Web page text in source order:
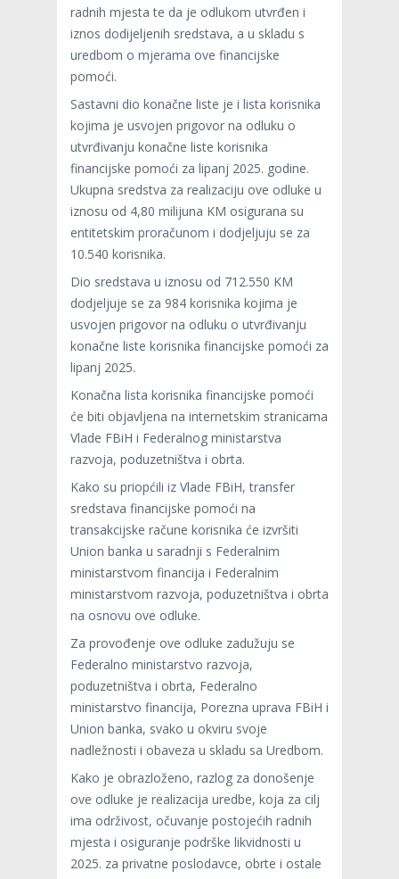
radnih mjesta te da je odlukom utvrđen i
iznos dodijeljenih sredstava, a u skladu s
uredbom o mjerama ove financijske
pomoći.
Sastavni dio konačne liste je i lista korisnika
kojima je usvojen prigovor na odluku o
utvrđivanju konačne liste korisnika
financijske pomoći za lipanj 2025. godine.
Ukupna sredstva za realizaciju ove odluke u
iznosu od 4,80 milijuna KM osigurana su
entitetskim proračunom i dodjeljuju se za
10.540 korisnika.
Dio sredstava u iznosu od 712.550 KM
dodjeljuje se za 984 korisnika kojima je
usvojen prigovor na odluku o utvrđivanju
konačne liste korisnika financijske pomoći za
lipanj 2025.
Konačna lista korisnika financijske pomoći
će biti objavljena na internetskim stranicama
Vlade FBiH i Federalnog ministarstva
razvoja, poduzetništva i obrta.
Kako su priopćili iz Vlade FBiH, transfer
sredstava financijske pomoći na
transakcijske račune korisnika će izvršiti
Union banka u saradnji s Federalnim
ministarstvom financija i Federalnim
ministarstvom razvoja, poduzetništva i obrta
na osnovu ove odluke.
Za provođenje ove odluke zadužuju se
Federalno ministarstvo razvoja,
poduzetništva i obrta, Federalno
ministarstvo financija, Porezna uprava FBiH i
Union banka, svako u okviru svoje
nadležnosti i obaveza u skladu sa Uredbom.
Kako je obrazloženo, razlog za donošenje
ove odluke je realizacija uredbe, koja za cilj
ima održivost, očuvanje postojećih radnih
mjesta i osiguranje podrške likvidnosti u
2025. za privatne poslodavce, obrte i ostale